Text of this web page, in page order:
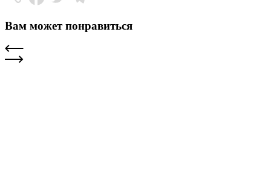
Вам может понравиться